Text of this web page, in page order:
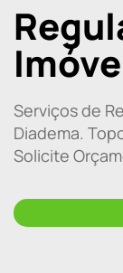
Serviços de
Diadema.
Solicite